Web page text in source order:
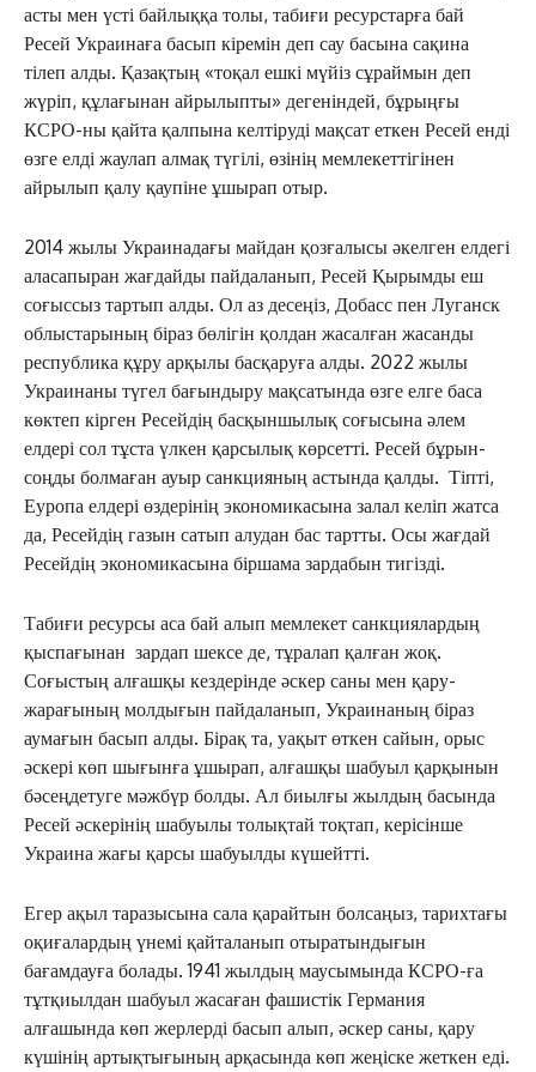
асты мен үсті байлыққа толы, табиғи ресурстарға бай
Ресей Украинаға басып кіремін деп сау басына сақина
тілеп алды. Қазақтың «тоқал ешкі мүйіз сұраймын деп
жүріп, құлағынан айрылыпты» дегеніндей, бұрыңғы
КСРО-ны қайта қалпына келтіруді мақсат еткен Ресей енді
өзге елді жаулап алмақ түгілі, өзінің мемлекеттігінен
айрылып қалу қаупіне ұшырап отыр.
2014 жылы Украинадағы майдан қозғалысы әкелген елдегі
аласапыран жағдайды пайдаланып, Ресей Қырымды еш
соғыссыз тартып алды. Ол аз десеңіз, Добасс пен Луганск
облыстарының біраз бөлігін қолдан жасалған жасанды
республика құру арқылы басқаруға алды. 2022 жылы
Украинаны түгел бағындыру мақсатында өзге елге баса
көктеп кірген Ресейдің басқыншылық соғысына әлем
елдері сол тұста үлкен қарсылық көрсетті. Ресей бұрын-
соңды болмаған ауыр санкцияның астында қалды. Тіпті,
Еуропа елдері өздерінің экономикасына залал келіп жатса
да, Ресейдің газын сатып алудан бас тартты. Осы жағдай
Ресейдің экономикасына біршама зардабын тигізді.
Табиғи ресурсы аса бай алып мемлекет санкциялардың
қыспағынан зардап шексе де, тұралап қалған жоқ.
Соғыстың алғашқы кездерінде әскер саны мен қару-
жарағының молдығын пайдаланып, Украинаның біраз
аумағын басып алды. Бірақ та, уақыт өткен сайын, орыс
әскері көп шығынға ұшырап, алғашқы шабуыл қарқынын
бәсеңдетуге мәжбүр болды. Ал биылғы жылдың басында
Ресей әскерінің шабуылы толықтай тоқтап, керісінше
Украина жағы қарсы шабуылды күшейтті.
Егер ақыл таразысына сала қарайтын болсаңыз, тарихтағы
оқиғалардың үнемі қайталанып отыратындығын
бағамдауға болады. 1941 жылдың маусымында КСРО-ға
тұтқиылдан шабуыл жасаған фашистік Германия
алғашында көп жерлерді басып алып, әскер саны, қару
күшінің артықтығының арқасында көп жеңіске жеткен еді.